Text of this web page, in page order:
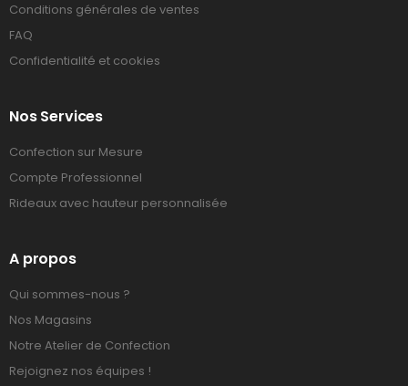
Conditions générales de ventes
FAQ
Confidentialité et cookies
Nos Services
Confection sur Mesure
Compte Professionnel
Rideaux avec hauteur personnalisée
A propos
Qui sommes-nous ?
Nos Magasins
Notre Atelier de Confection
Rejoignez nos équipes !